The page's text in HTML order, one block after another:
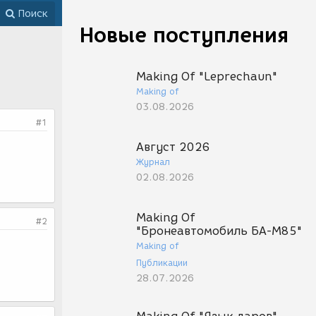
Новые поступления
Making Of "Leprechaun"
Making of
03.08.2026
Август 2026
Журнал
02.08.2026
Making Of
"Бронеавтомобиль БА-М85"
Making of
Публикации
28.07.2026
Поиск
#1
#2